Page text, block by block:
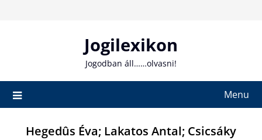
Jogilexikon
Jogodban áll……olvasni!
Menu
Hegedûs Éva; Lakatos Antal; Csicsáky